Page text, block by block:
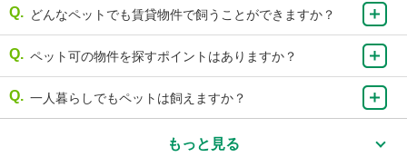
どんなペットでも賃貸物件で飼うことができますか？
ペット可の物件を探すポイントはありますか？
一人暮らしでもペットは飼えますか？
もっと見る